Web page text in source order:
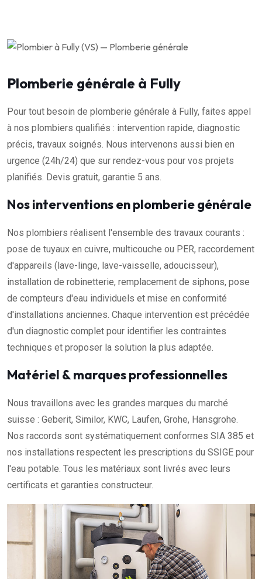
Plomberie générale à Fully
Pour tout besoin de plomberie générale à Fully, faites appel
à nos plombiers qualifiés : intervention rapide, diagnostic
précis, travaux soignés. Nous intervenons aussi bien en
urgence (24h/24) que sur rendez-vous pour vos projets
planifiés. Devis gratuit, garantie 5 ans.
Nos interventions en plomberie générale
Nos plombiers réalisent l'ensemble des travaux courants :
pose de tuyaux en cuivre, multicouche ou PER, raccordement
d'appareils (lave-linge, lave-vaisselle, adoucisseur),
installation de robinetterie, remplacement de siphons, pose
de compteurs d'eau individuels et mise en conformité
d'installations anciennes. Chaque intervention est précédée
d'un diagnostic complet pour identifier les contraintes
techniques et proposer la solution la plus adaptée.
Matériel & marques professionnelles
Nous travaillons avec les grandes marques du marché
suisse : Geberit, Similor, KWC, Laufen, Grohe, Hansgrohe.
Nos raccords sont systématiquement conformes SIA 385 et
nos installations respectent les prescriptions du SSIGE pour
l'eau potable. Tous les matériaux sont livrés avec leurs
certificats et garanties constructeur.